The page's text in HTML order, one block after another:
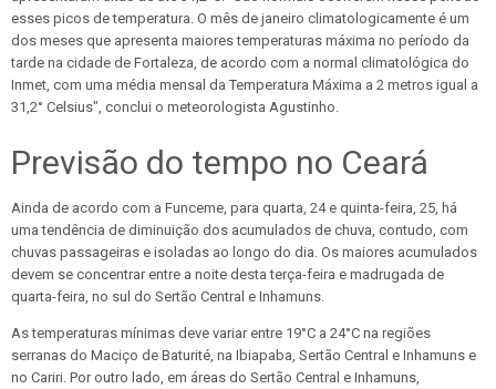
esses picos de temperatura. O mês de janeiro climatologicamente é um
dos meses que apresenta maiores temperaturas máxima no período da
tarde na cidade de Fortaleza, de acordo com a normal climatológica do
Inmet, com uma média mensal da Temperatura Máxima a 2 metros igual a
31,2° Celsius", conclui o meteorologista Agustinho.
Previsão do tempo no Ceará
Ainda de acordo com a Funceme, para quarta, 24 e quinta-feira, 25, há
uma tendência de diminuição dos acumulados de chuva, contudo, com
chuvas passageiras e isoladas ao longo do dia. Os maiores acumulados
devem se concentrar entre a noite desta terça-feira e madrugada de
quarta-feira, no sul do Sertão Central e Inhamuns.
As temperaturas mínimas deve variar entre 19°C a 24°C na regiões
serranas do Maciço de Baturité, na Ibiapaba, Sertão Central e Inhamuns e
no Cariri. Por outro lado, em áreas do Sertão Central e Inhamuns,